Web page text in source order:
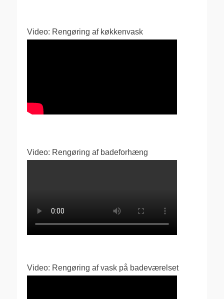
Video: Rengøring af køkkenvask
Video: Rengøring af badeforhæng
Video: Rengøring af vask på badeværelset